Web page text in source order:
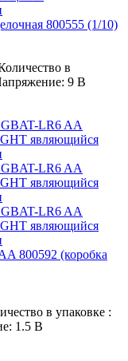
800555 (1/10)
в
9 В
800592 (коробка
в упаковке :
1.5 В